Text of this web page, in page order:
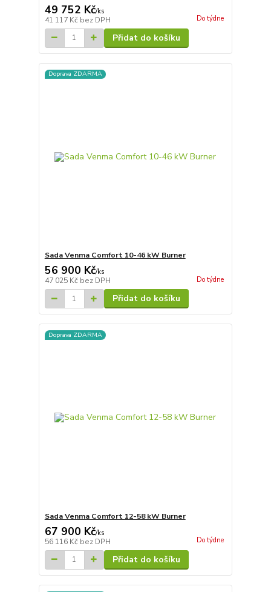
49 752 Kč/ks
41 117 Kč bez DPH Do týdne
Přidat do košíku
Doprava ZDARMA
Sada Venma Comfort 10-46 kW Burner
56 900 Kč/ks
47 025 Kč bez DPH Do týdne
Přidat do košíku
Doprava ZDARMA
Sada Venma Comfort 12-58 kW Burner
67 900 Kč/ks
56 116 Kč bez DPH Do týdne
Přidat do košíku